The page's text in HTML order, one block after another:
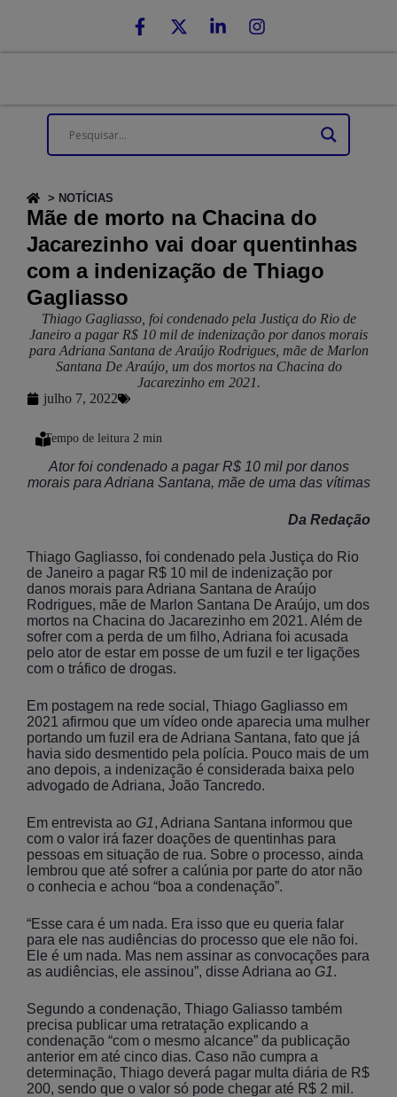
> NOTÍCIAS
Mãe de morto na Chacina do
Jacarezinho vai doar quentinhas
com a indenização de Thiago
Gagliasso
Thiago Gagliasso, foi condenado pela Justiça do Rio de
Janeiro a pagar R$ 10 mil de indenização por danos morais
para Adriana Santana de Araújo Rodrigues, mãe de Marlon
Santana De Araújo, um dos mortos na Chacina do
Jacarezinho em 2021.
julho 7, 2022
Ator foi condenado a pagar R$ 10 mil por danos
morais para Adriana Santana, mãe de uma das vítimas
Da Redação
Thiago Gagliasso, foi condenado pela Justiça do Rio
de Janeiro a pagar R$ 10 mil de indenização por
danos morais para Adriana Santana de Araújo
Rodrigues, mãe de Marlon Santana De Araújo, um dos
mortos na Chacina do Jacarezinho em 2021. Além de
sofrer com a perda de um filho, Adriana foi acusada
pelo ator de estar em posse de um fuzil e ter ligações
com o tráfico de drogas.
Em postagem na rede social, Thiago Gagliasso em
2021 afirmou que um vídeo onde aparecia uma mulher
portando um fuzil era de Adriana Santana, fato que já
havia sido desmentido pela polícia. Pouco mais de um
ano depois, a indenização é considerada baixa pelo
advogado de Adriana, João Tancredo.
Em entrevista ao G1, Adriana Santana informou que
com o valor irá fazer doações de quentinhas para
pessoas em situação de rua. Sobre o processo, ainda
lembrou que até sofrer a calúnia por parte do ator não
o conhecia e achou “boa a condenação”.
“Esse cara é um nada. Era isso que eu queria falar
para ele nas audiências do processo que ele não foi.
Ele é um nada. Mas nem assinar as convocações para
as audiências, ele assinou”, disse Adriana ao G1.
Segundo a condenação, Thiago Galiasso também
precisa publicar uma retratação explicando a
condenação “com o mesmo alcance” da publicação
anterior em até cinco dias. Caso não cumpra a
determinação, Thiago deverá pagar multa diária de R$
200, sendo que o valor só pode chegar até R$ 2 mil.